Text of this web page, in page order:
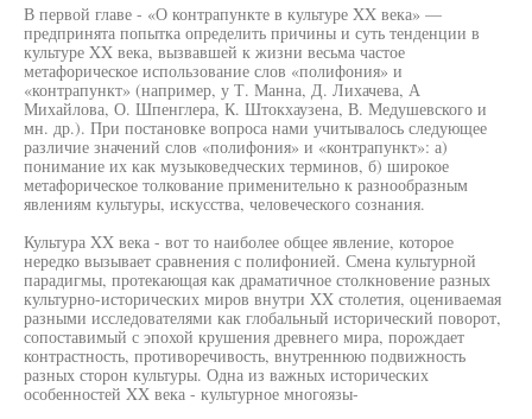
В первой главе - «О контрапункте в культуре XX века» —
предпринята попытка определить причины и суть тенденции в
культуре XX века, вызвавшей к жизни весьма частое
метафорическое использование слов «полифония» и
«контрапункт» (например, у Т. Манна, Д. Лихачева, А
Михайлова, О. Шпенглера, К. Штокхаузена, В. Медушевского и
мн. др.). При постановке вопроса нами учитывалось следующее
различие значений слов «полифония» и «контрапункт»: а)
понимание их как музыковедческих терминов, б) широкое
метафорическое толкование применительно к разнообразным
явлениям культуры, искусства, человеческого сознания.
Культура XX века - вот то наиболее общее явление, которое
нередко вызывает сравнения с полифонией. Смена культурной
парадигмы, протекающая как драматичное столкновение разных
культурно-исторических миров внутри XX столетия, оцениваемая
разными исследователями как глобальный исторический поворот,
сопоставимый с эпохой крушения древнего мира, порождает
контрастность, противоречивость, внутреннюю подвижность
разных сторон культуры. Одна из важных исторических
особенностей XX века - культурное многоязы-